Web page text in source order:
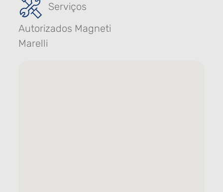
Serviços
Autorizados Magneti
Marelli